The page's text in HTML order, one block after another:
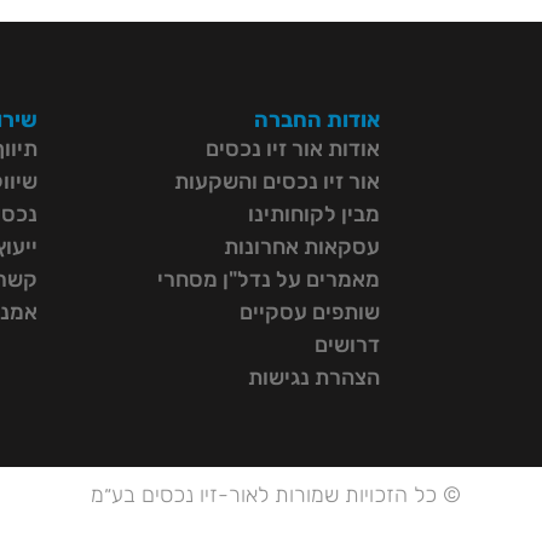
אודות החברה
אודות אור זיו נכסים
אור זיו נכסים והשקעות
מבין לקוחותינו
עסקאות אחרונות
מאמרים על נדל"ן מסחרי
שותפים עסקיים
דרושים
הצהרת נגישות
© כל הזכויות שמורות לאור-זיו נכסים בע״מ